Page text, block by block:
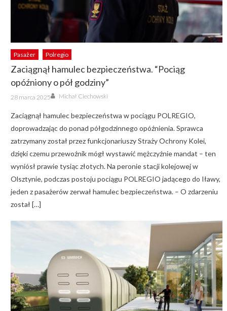
Pasażer Polregio
Zaciągnął hamulec bezpieczeństwa. “Pociąg
opóźniony o pół godziny”
Posted
on
28 marca 2025 Author
Michał Ciechowski
Zaciągnął hamulec bezpieczeństwa w pociągu POLREGIO,
doprowadzając do ponad półgodzinnego opóźnienia. Sprawca
zatrzymany został przez funkcjonariuszy Straży Ochrony Kolei,
dzięki czemu przewoźnik mógł wystawić mężczyźnie mandat – ten
wyniósł prawie tysiąc złotych. Na peronie stacji kolejowej w
Olsztynie, podczas postoju pociągu POLREGIO jadącego do Iławy,
jeden z pasażerów zerwał hamulec bezpieczeństwa. – O zdarzeniu
został […]